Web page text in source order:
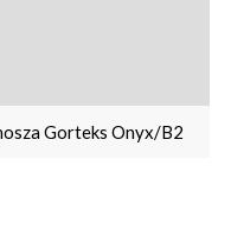
Gorteks Onyx/B2